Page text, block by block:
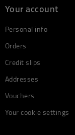
Your account
Personal info
Orders
Credit slips
Addresses
Vouchers
Your cookie settings